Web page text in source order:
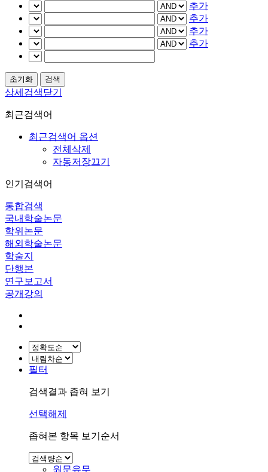
추가
추가
추가
추가
상세검색닫기
최근검색어
최근검색어 옵션
전체삭제
자동저장끄기
인기검색어
통합검색
국내학술논문
학위논문
해외학술논문
학술지
단행본
연구보고서
공개강의
필터
검색결과 좁혀 보기
선택해제
좁혀본 항목 보기순서
원문유무